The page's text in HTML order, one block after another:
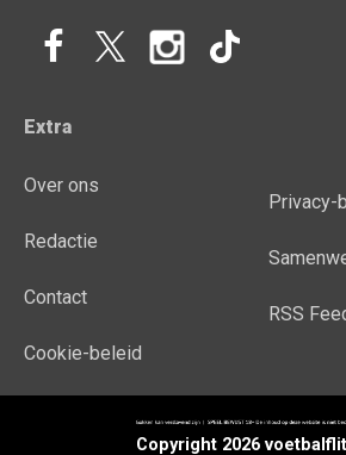
Extra
Over ons
Redactie
Contact
Cookie-beleid
Privacy-
RSS
Copyright 2026